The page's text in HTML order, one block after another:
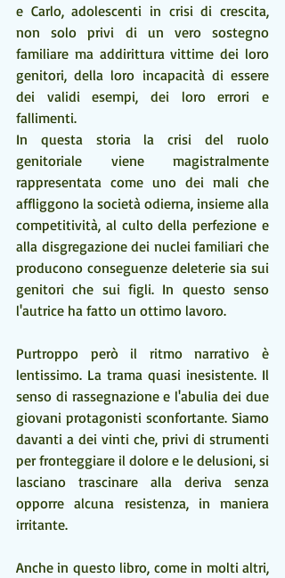
e Carlo, adolescenti in crisi di crescita,
non solo privi di un vero sostegno
familiare ma addirittura vittime dei loro
genitori, della loro incapacità di essere
dei validi esempi, dei loro errori e
fallimenti.
In questa storia la crisi del ruolo
genitoriale viene magistralmente
rappresentata come uno dei mali che
affliggono la società odierna, insieme alla
competitività, al culto della perfezione e
alla disgregazione dei nuclei familiari che
producono conseguenze deleterie sia sui
genitori che sui figli. In questo senso
l'autrice ha fatto un ottimo lavoro.
Purtroppo però il ritmo narrativo è
lentissimo. La trama quasi inesistente. Il
senso di rassegnazione e l'abulia dei due
giovani protagonisti sconfortante. Siamo
davanti a dei vinti che, privi di strumenti
per fronteggiare il dolore e le delusioni, si
lasciano trascinare alla deriva senza
opporre alcuna resistenza, in maniera
irritante.
Anche in questo libro, come in molti altri,